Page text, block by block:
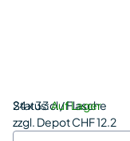
Status:Auf Lager
24 x 33cl / Flasche
zzgl. Depot CHF 12.2